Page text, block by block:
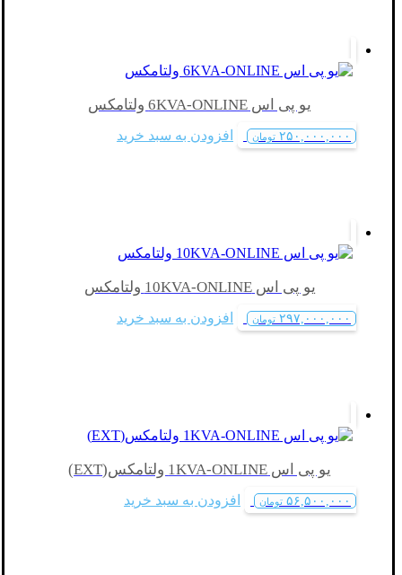
یو پی اس 6KVA-ONLINE ولتامکس
۲۵۰,۰۰۰,۰۰۰ تومان افزودن به سبد خرید
یو پی اس 10KVA-ONLINE ولتامکس
۲۹۷,۰۰۰,۰۰۰ تومان افزودن به سبد خرید
یو پی اس 1KVA-ONLINE ولتامکس(EXT)
۵۶,۵۰۰,۰۰۰ تومان افزودن به سبد خرید